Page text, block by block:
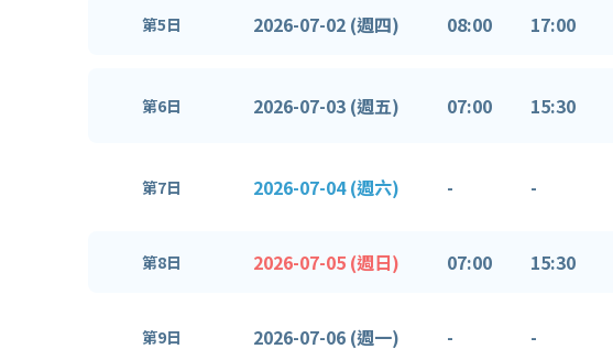
第5日 2026-07-02 (週四) 08:00 17:00
第6日 2026-07-03 (週五) 07:00 15:30
第7日 2026-07-04 (週六) - -
第8日 2026-07-05 (週日) 07:00 15:30
第9日 2026-07-06 (週一) - -